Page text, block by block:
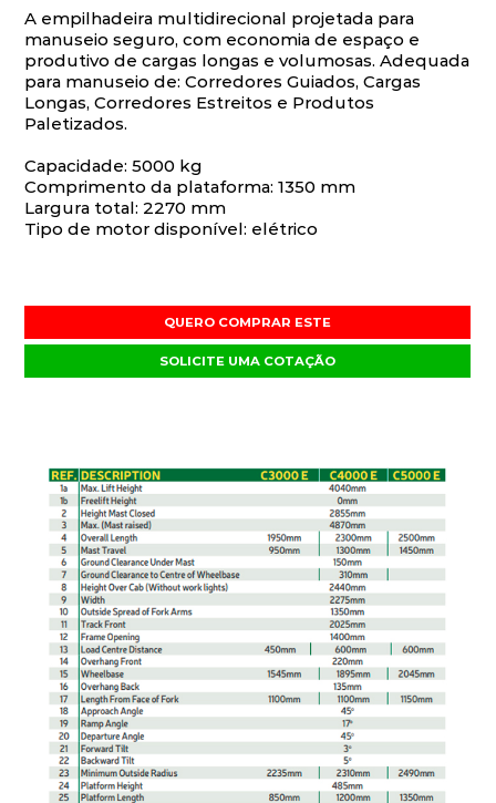
A empilhadeira multidirecional projetada para
manuseio seguro, com economia de espaço e
produtivo de cargas longas e volumosas. Adequada
para manuseio de: Corredores Guiados, Cargas
Longas, Corredores Estreitos e Produtos
Paletizados.
Capacidade: 5000 kg
Comprimento da plataforma: 1350 mm
Largura total: 2270 mm
Tipo de motor disponível: elétrico
QUERO COMPRAR ESTE
SOLICITE UMA COTAÇÃO